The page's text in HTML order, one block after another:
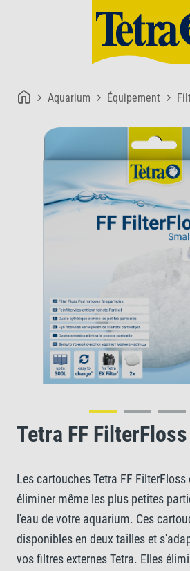
Aquarium Équipement
Tetra FF FilterFloss
Les cartouches Tetra FF
éliminer même les plus petites
l'eau de votre aquarium. Ces
disponibles en deux tailles et
vos filtres externes Tetra. Elles